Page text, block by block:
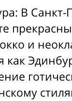
В Санкт-
и
как